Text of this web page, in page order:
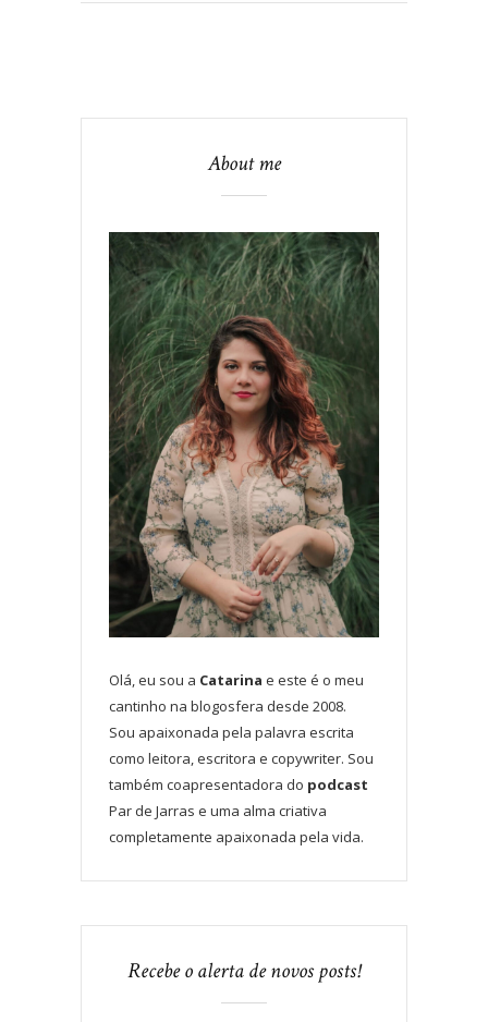
About me
Olá, eu sou a Catarina e este é o meu
cantinho na blogosfera desde 2008.
Sou apaixonada pela palavra escrita
como leitora, escritora e copywriter. Sou
também coapresentadora do podcast
Par de Jarras e uma alma criativa
completamente apaixonada pela vida.
Recebe o alerta de novos posts!